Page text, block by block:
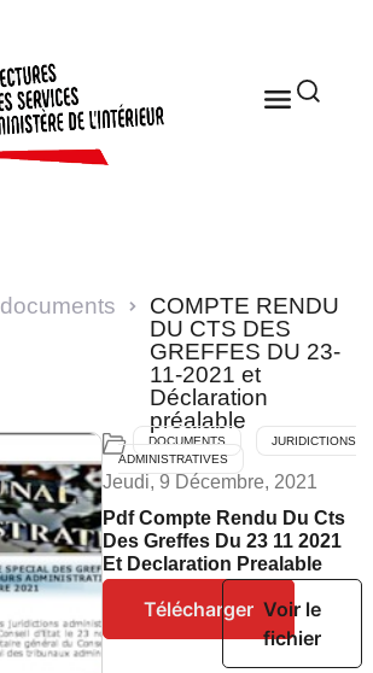
documents
COMPTE RENDU
DU CTS DES
GREFFES DU 23-
11-2021 et
Déclaration
préalable
DOCUMENTS
JURIDICTIONS
ADMINISTRATIVES
Jeudi, 9 Décembre, 2021
Pdf Compte Rendu Du Cts
Des Greffes Du 23 11 2021
Et Declaration Prealable
Télécharger Voir le
fichier